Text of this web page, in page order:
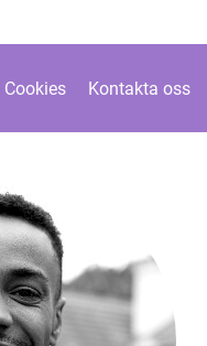
Cookies Kontakta oss